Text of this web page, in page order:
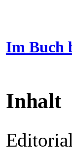
Im Buch
Inhalt
Editorial